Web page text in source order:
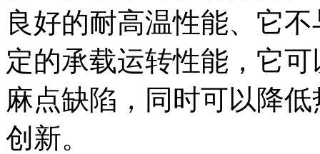
良好的耐高温性能、它
定的承载运转性能，它
麻点缺陷，同时可以降
创新。